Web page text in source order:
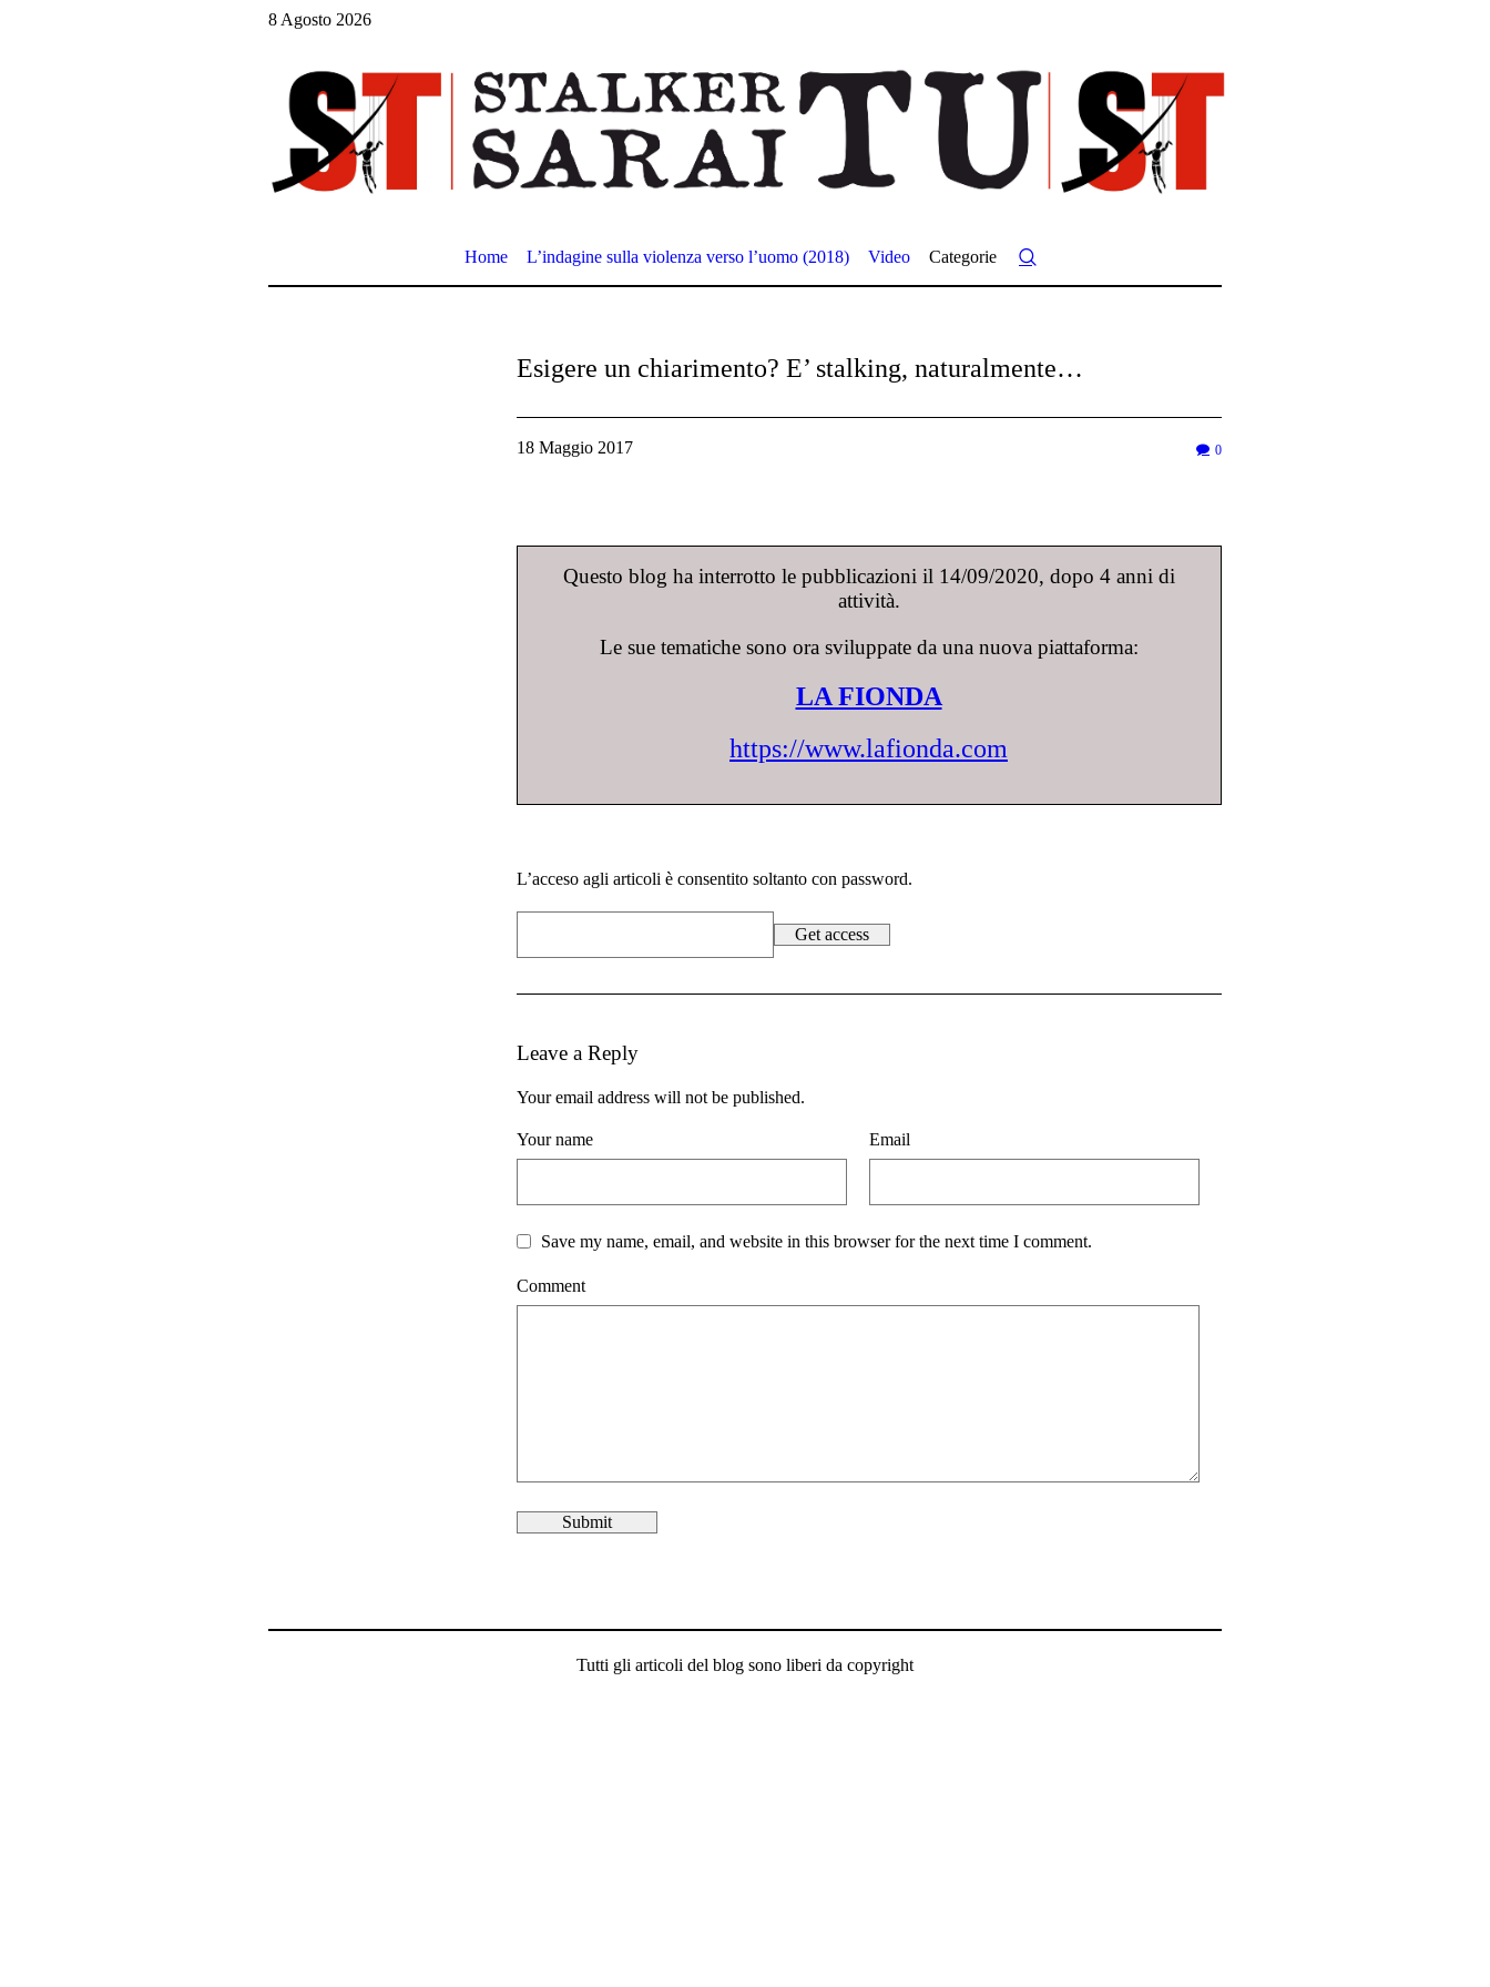
8 Agosto 2026
Home L’indagine sulla violenza verso l’uomo (2018) Video Categorie
Esigere un chiarimento? E’ stalking, naturalmente…
18 Maggio 2017 0
Questo blog ha interrotto le pubblicazioni il 14/09/2020, dopo 4 anni di
attività.
Le sue tematiche sono ora sviluppate da una nuova piattaforma:
LA FIONDA
https://www.lafionda.com
L’acceso agli articoli è consentito soltanto con password.
Leave a Reply
Your email address will not be published.
Your name Email
Save my name, email, and website in this browser for the next time I comment.
Comment
Tutti gli articoli del blog sono liberi da copyright